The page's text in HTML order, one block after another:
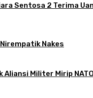
Sentosa 2 Terima
Nakes
Militer Mirip